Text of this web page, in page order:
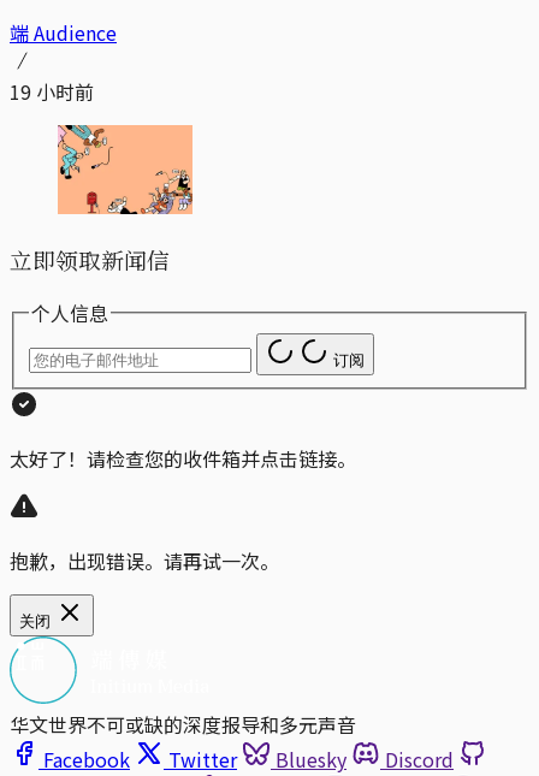
端 Audience
19 小时前
立即领取新闻信
个人信息
订阅
太好了！请检查您的收件箱并点击链接。
抱歉，出现错误。请再试一次。
关闭
华文世界不可或缺的深度报导和多元声音
Facebook
Twitter Bluesky
Discord